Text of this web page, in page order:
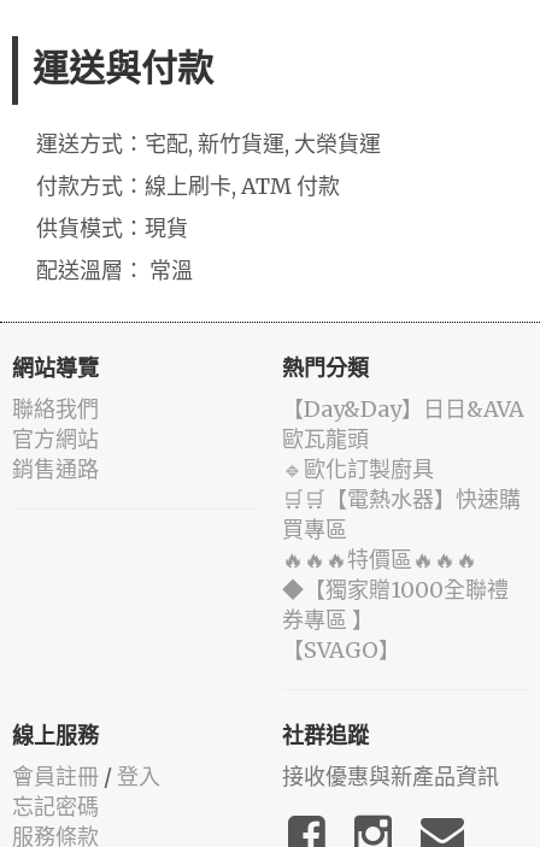
運送與付款
運送方式：宅配, 新竹貨運, 大榮貨運
付款方式：線上刷卡, ATM 付款
供貨模式：現貨
配送溫層： 常溫
網站導覽
聯絡我們
官方網站
銷售通路
熱門分類
️【Day&Day】️日日&AVA
歐瓦龍頭
🔹歐化訂製廚具
🛒🛒【電熱水器】快速購
買專區
🔥🔥🔥特價區🔥🔥🔥
◆【獨家贈1000全聯禮
券專區 】
️【SVAGO】️
線上服務
會員註冊 / 登入
忘記密碼
服務條款
社群追蹤
接收優惠與新產品資訊